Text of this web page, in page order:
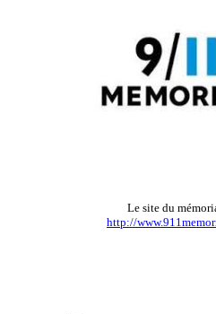
Le site du
http://